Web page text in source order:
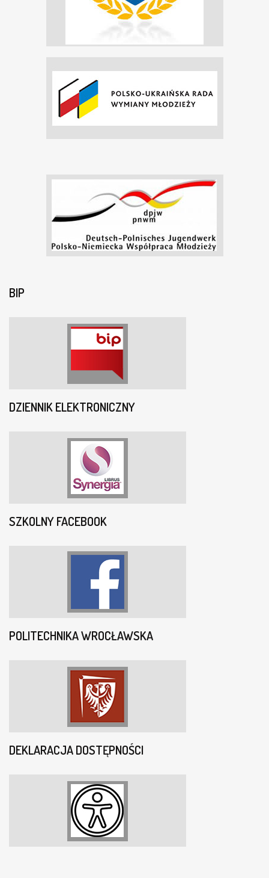
BIP
DZIENNIK ELEKTRONICZNY
SZKOLNY FACEBOOK
POLITECHNIKA WROCŁAWSKA
DEKLARACJA DOSTĘPNOŚCI